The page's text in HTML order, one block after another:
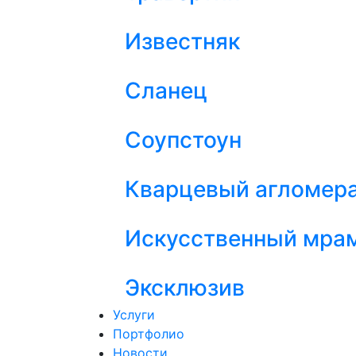
Известняк
Сланец
Соупстоун
Кварцевый
Искусственный
Эксклюзив
Услуги
Портфолио
Новости